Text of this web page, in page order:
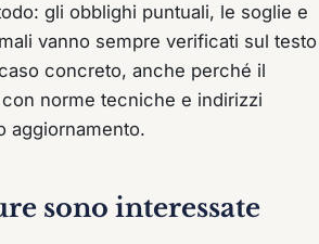
gli obblighi puntuali, le soglie e
vanno sempre verificati sul testo
concreto, anche perché il
norme tecniche e indirizzi
aggiornamento.
sono interessate